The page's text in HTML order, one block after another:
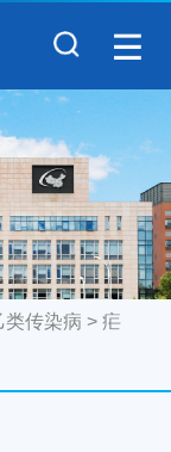
类传染病 > 疟